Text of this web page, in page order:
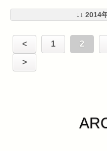
↓↓ 2014
< 1 2
>